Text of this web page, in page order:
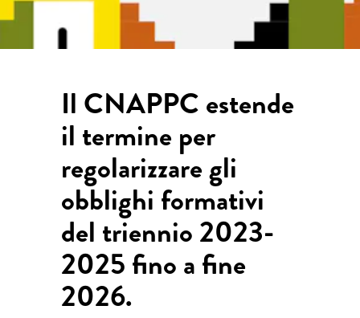
Il CNAPPC estende
il termine per
regolarizzare gli
obblighi formativi
del triennio 2023-
2025 fino a fine
2026.